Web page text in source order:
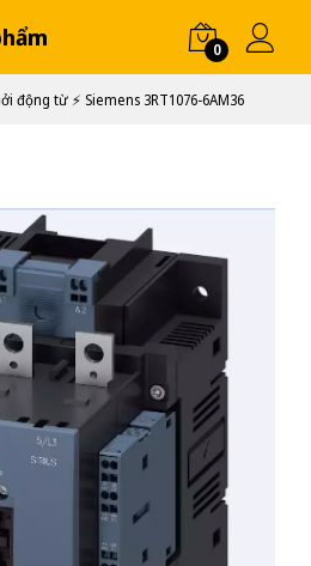
0
động từ ⚡️ Siemens 3RT1076-6AM36